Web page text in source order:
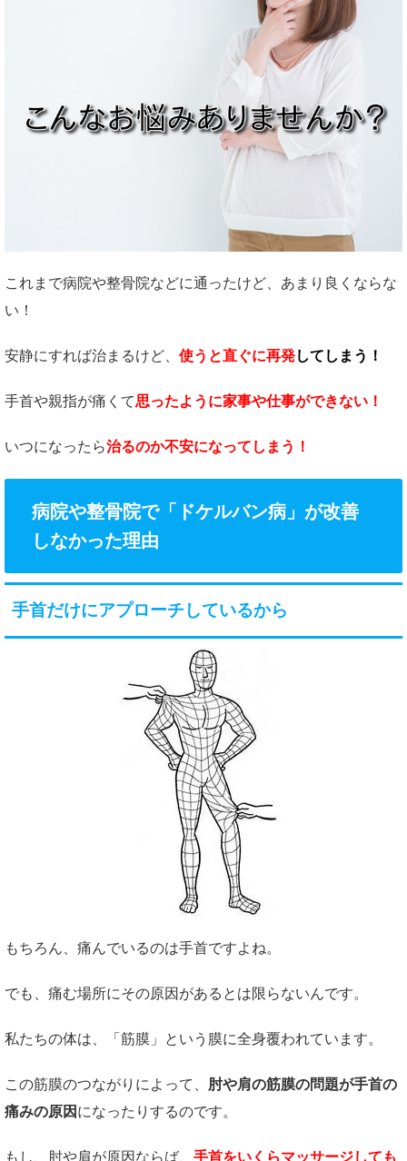
これまで病院や整骨院などに通ったけど、あまり良くならな
い！
安静にすれば治まるけど、 使うと直ぐに再発してしまう！
手首や親指が痛くて思ったように家事や仕事ができない！
いつになったら治るのか不安になってしまう！
病院や整骨院で「ドケルバン病」が改善
しなかった理由
手首だけにアプローチしているから
もちろん、痛んでいるのは手首ですよね。
でも、痛む場所にその原因があるとは限らないんです。
私たちの体は、「筋膜」という膜に全身覆われています。
この筋膜のつながりによって、 肘や肩の筋膜の問題が手首の
痛みの原因 になったりするのです。
もし、肘や肩が原因ならば、 手首をいくらマッサージしても